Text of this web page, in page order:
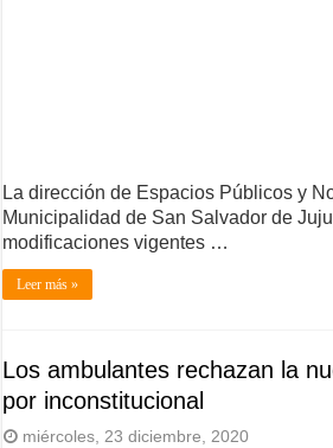
La dirección de Espacios Públicos y
Municipalidad de San Salvador de
modificaciones vigentes …
Leer más »
Los ambulantes rechazan la
por inconstitucional
miércoles, 23 diciembre, 2020